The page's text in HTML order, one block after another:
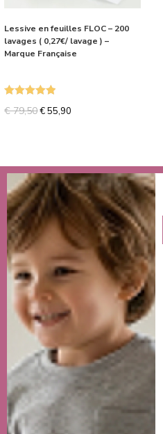
Lessive en feuilles FLOC – 200
lavages ( 0,27€/ lavage ) –
Marque Française
€79,50€55,90